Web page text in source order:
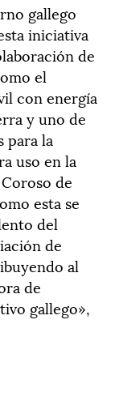
gallego
iniciativa
de
el
con energía
y uno de
para la
uso en la
de
esta se
del
de
al
de
gallego»,